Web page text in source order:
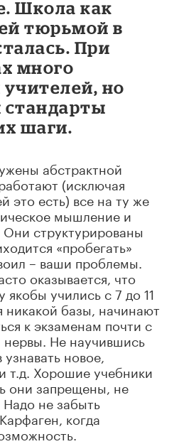
Школа как
тюрьмой в
При
много
но
шаги.
абстрактной
(исключая
это есть) все на ту же
мышление и
структурированы
«пробегать»
– ваши проблемы.
оказывается, что
якобы учились с 7 до 11
никакой базы, начинают
к экзаменам почти с
нервы. Не научившись
новое,
т.д. Хорошие учебники
они запрещены, не
не забыть
когда